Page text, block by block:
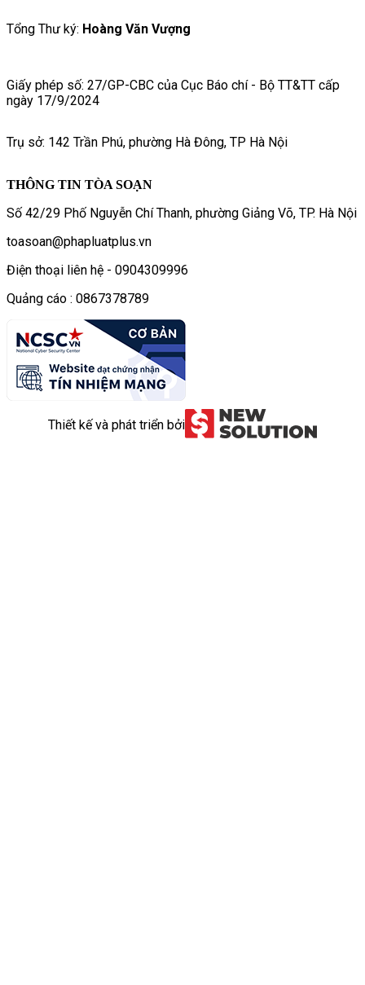
Tổng Thư ký: Hoàng Văn Vượng
Giấy phép số: 27/GP-CBC của Cục Báo chí - Bộ TT&TT cấp
ngày 17/9/2024
Trụ sở: 142 Trần Phú, phường Hà Đông, TP Hà Nội
THÔNG TIN TÒA SOẠN
Số 42/29 Phố Nguyễn Chí Thanh, phường Giảng Võ, TP. Hà Nội
toasoan@phapluatplus.vn
Điện thoại liên hệ - 0904309996
Quảng cáo : 0867378789
Thiết kế và phát triển bởi